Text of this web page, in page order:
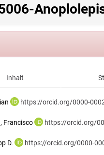
Inhalt
https://orcid.org/0000-
Francisco https://orcid.org/
D. https://orcid.org/0000-